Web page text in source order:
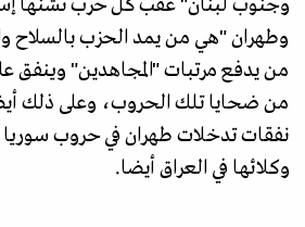
وجنوب لبنان" عقب كل حرب تشنها
وطهران "هي من يمد الحزب بالسلاح
من يدفع مرتبات "المجاهدين" وينفق
من ضحايا تلك الحروب، وعلى ذلك
نفقات تدخلات طهران في حروب
وكلائها في العراق أيضا.